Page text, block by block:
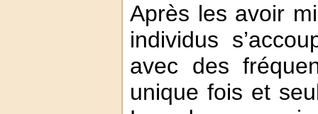
Après les avoir
individus
avec des
unique fois et